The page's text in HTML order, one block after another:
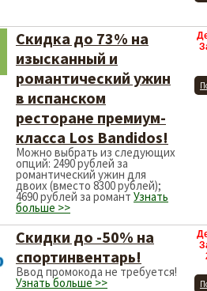
Скидка до 73% на
изысканный и
романтический ужин
в испанском
ресторане премиум-
класса Los Bandidos!
Можно выбрать из следующих
опций: 2490 рублей за
романтический ужин для
двоих (вместо 8300 рублей);
4690 рублей за романт Узнать
больше >>
Скидки до -50% на
спортинвентарь!
Ввод промокода не требуется!
Узнать больше >>